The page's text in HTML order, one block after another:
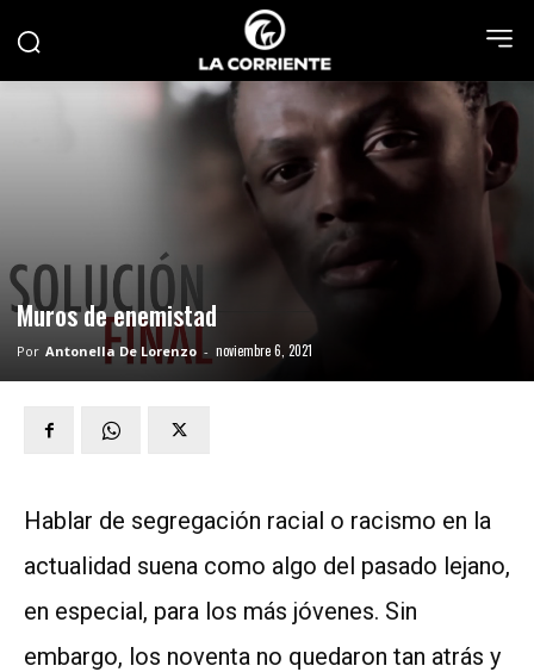
Muros de enemistad
Por Antonella De Lorenzo - noviembre 6, 2021
Hablar de segregación racial o racismo en la
actualidad suena como algo del pasado lejano,
en especial, para los más jóvenes. Sin
embargo, los noventa no quedaron tan atrás y